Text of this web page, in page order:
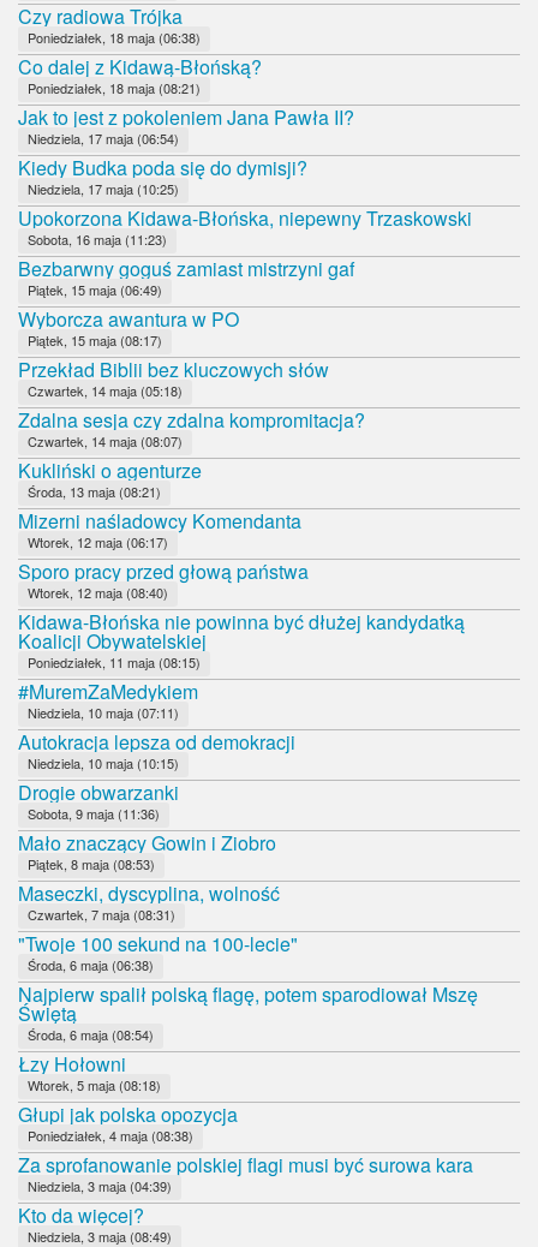
Czy radiowa Trójka
Poniedziałek, 18 maja (06:38)
Co dalej z Kidawą-Błońską?
Poniedziałek, 18 maja (08:21)
Jak to jest z pokoleniem Jana Pawła II?
Niedziela, 17 maja (06:54)
Kiedy Budka poda się do dymisji?
Niedziela, 17 maja (10:25)
Upokorzona Kidawa-Błońska, niepewny Trzaskowski
Sobota, 16 maja (11:23)
Bezbarwny goguś zamiast mistrzyni gaf
Piątek, 15 maja (06:49)
Wyborcza awantura w PO
Piątek, 15 maja (08:17)
Przekład Biblii bez kluczowych słów
Czwartek, 14 maja (05:18)
Zdalna sesja czy zdalna kompromitacja?
Czwartek, 14 maja (08:07)
Kukliński o agenturze
Środa, 13 maja (08:21)
Mizerni naśladowcy Komendanta
Wtorek, 12 maja (06:17)
Sporo pracy przed głową państwa
Wtorek, 12 maja (08:40)
Kidawa-Błońska nie powinna być dłużej kandydatką
Koalicji Obywatelskiej
Poniedziałek, 11 maja (08:15)
#MuremZaMedykiem
Niedziela, 10 maja (07:11)
Autokracja lepsza od demokracji
Niedziela, 10 maja (10:15)
Drogie obwarzanki
Sobota, 9 maja (11:36)
Mało znaczący Gowin i Ziobro
Piątek, 8 maja (08:53)
Maseczki, dyscyplina, wolność
Czwartek, 7 maja (08:31)
"Twoje 100 sekund na 100-lecie"
Środa, 6 maja (06:38)
Najpierw spalił polską flagę, potem sparodiował Mszę
Świętą
Środa, 6 maja (08:54)
Łzy Hołowni
Wtorek, 5 maja (08:18)
Głupi jak polska opozycja
Poniedziałek, 4 maja (08:38)
Za sprofanowanie polskiej flagi musi być surowa kara
Niedziela, 3 maja (04:39)
Kto da więcej?
Niedziela, 3 maja (08:49)